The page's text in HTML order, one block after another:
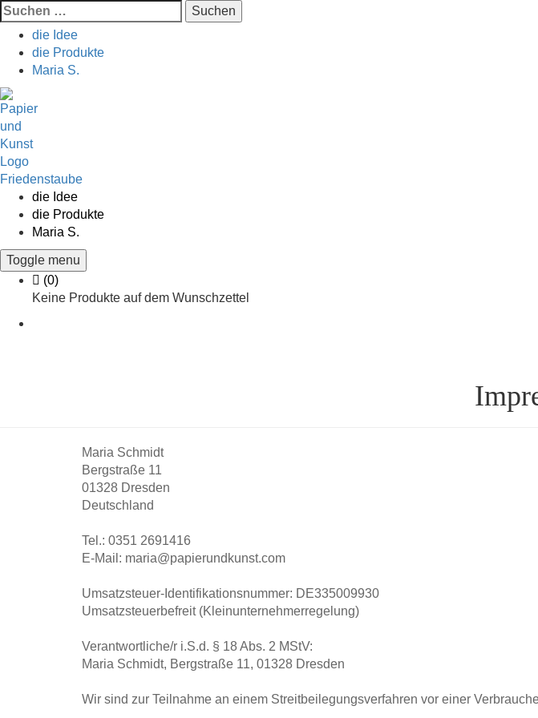
Suchen
nach:
die Idee
die Produkte
Maria S.
Skip
to
content
die Idee
die Produkte
Maria S.
Toggle menu
Cart
(0)
Keine Produkte auf dem Wunschzettel
Maria Schmidt
Bergstraße 11
01328 Dresden
Deutschland
Tel.: 0351 2691416
E-Mail: maria@papierundkunst.com
Umsatzsteuer-Identifikationsnummer: DE335009930
Umsatzsteuerbefreit (Kleinunternehmerregelung)
Verantwortliche/r i.S.d. § 18 Abs. 2 MStV:
Maria Schmidt, Bergstraße 11, 01328 Dresden
Wir sind zur Teilnahme an einem Streitbeilegungsverfahren vor einer